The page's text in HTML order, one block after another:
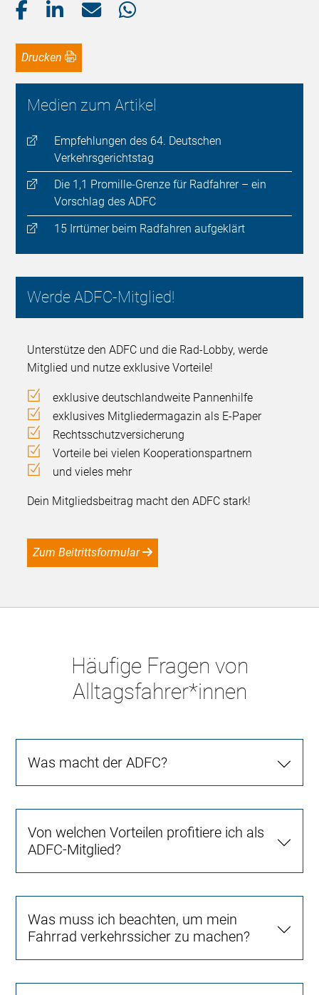
Drucken
Medien zum Artikel
Empfehlungen des 64. Deutschen
Verkehrsgerichtstag
Die 1,1 Promille-Grenze für Radfahrer – ein
Vorschlag des ADFC
15 Irrtümer beim Radfahren aufgeklärt
Werde ADFC-Mitglied!
Unterstütze den ADFC und die Rad-Lobby, werde
Mitglied und nutze exklusive Vorteile!
exklusive deutschlandweite Pannenhilfe
exklusives Mitgliedermagazin als E-Paper
Rechtsschutzversicherung
Vorteile bei vielen Kooperationspartnern
und vieles mehr
Dein Mitgliedsbeitrag macht den ADFC stark!
Zum Beitrittsformular
Häufige Fragen von
Alltagsfahrer*innen
Was macht der ADFC?
Von welchen Vorteilen profitiere ich als
ADFC-Mitglied?
Was muss ich beachten, um mein
Fahrrad verkehrssicher zu machen?